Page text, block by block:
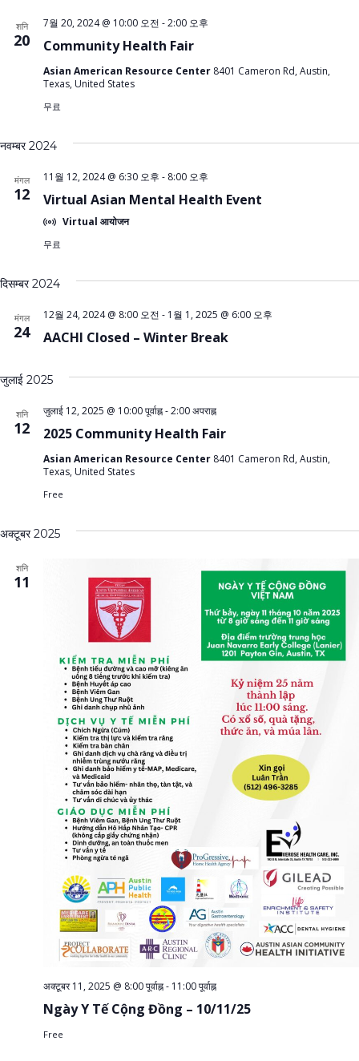
शनि
20 Community Health Fair
7월 20, 2024 @ 10:00 오전 -2:00 오후
Asian American Resource Center 8401 Cameron Rd, Austin,
Texas, United States
무료
नवम्बर 2024
मंगल
12 Virtual Asian Mental Health Event
11월 12, 2024 @ 6:30 오후 - 8:00 오후
Virtual आयोजन
무료
दिसम्बर 2024
मंगल
24 AACHI Closed – Winter Break
12월 24, 2024 @ 8:00 오전 - 1월 1, 2025 @ 6:00 오후
जुलाई 2025
शनि
12 2025 Community Health Fair
जुलाई 12, 2025 @ 10:00 पूर्वाह्न-2:00 अपराह्न
Asian American Resource Center 8401 Cameron Rd, Austin,
Texas, United States
Free
अक्टूबर 2025
शनि
11
Ngày Y Tế Cộng Đồng – 10/11/25
अक्टूबर 11, 2025 @ 8:00 पूर्वाह्न- 11:00 पूर्वाह्न
Free